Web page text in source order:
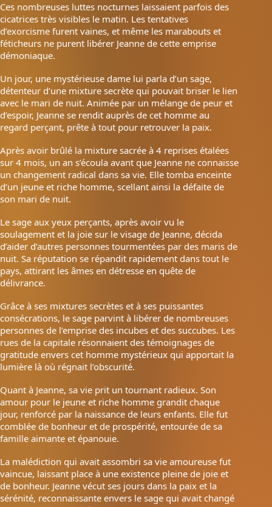
Ces nombreuses luttes nocturnes laissaient parfois des
cicatrices très visibles le matin. Les tentatives
d’exorcisme furent vaines, et même les marabouts et
féticheurs ne purent libérer Jeanne de cette emprise
démoniaque.
Un jour, une mystérieuse dame lui parla d’un sage,
détenteur d’une mixture secrète qui pouvait briser le lien
avec le mari de nuit. Animée par un mélange de peur et
d’espoir, Jeanne se rendit auprès de cet homme au
regard perçant, prête à tout pour retrouver la paix.
Après avoir brûlé la mixture sacrée à 4 reprises étalées
sur 4 mois, un an s’écoula avant que Jeanne ne connaisse
un changement radical dans sa vie. Elle tomba enceinte
d’un jeune et riche homme, scellant ainsi la défaite de
son mari de nuit.
Le sage aux yeux perçants, après avoir vu le
soulagement et la joie sur le visage de Jeanne, décida
d’aider d’autres personnes tourmentées par des maris de
nuit. Sa réputation se répandit rapidement dans tout le
pays, attirant les âmes en détresse en quête de
délivrance.
Grâce à ses mixtures secrètes et à ses puissantes
consécrations, le sage parvint à libérer de nombreuses
personnes de l’emprise des incubes et des succubes. Les
rues de la capitale résonnaient des témoignages de
gratitude envers cet homme mystérieux qui apportait la
lumière là où régnait l’obscurité.
Quant à Jeanne, sa vie prit un tournant radieux. Son
amour pour le jeune et riche homme grandit chaque
jour, renforcé par la naissance de leurs enfants. Elle fut
comblée de bonheur et de prospérité, entourée de sa
famille aimante et épanouie.
La malédiction qui avait assombri sa vie amoureuse fut
vaincue, laissant place à une existence pleine de joie et
de bonheur. Jeanne vécut ses jours dans la paix et la
sérénité, reconnaissante envers le sage qui avait changé